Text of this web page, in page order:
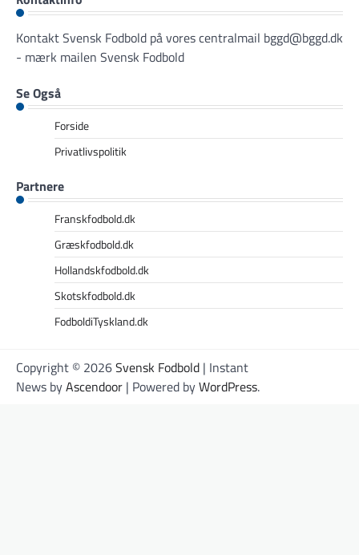
Kontakt Svensk Fodbold på vores centralmail bggd@bggd.dk
- mærk mailen Svensk Fodbold
Se Også
Forside
Privatlivspolitik
Partnere
Franskfodbold.dk
Græskfodbold.dk
Hollandskfodbold.dk
Skotskfodbold.dk
FodboldiTyskland.dk
Copyright © 2026Svensk Fodbold | Instant
News byAscendoor | Powered byWordPress.